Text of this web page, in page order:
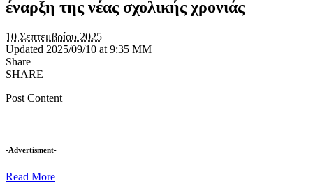
έναρξη της νέας σχολικής χρονιάς
10 Σεπτεμβρίου 2025
Updated 2025/09/10 at 9:35 ΜΜ
Share
SHARE
Post Content
-Advertisment-
Read More